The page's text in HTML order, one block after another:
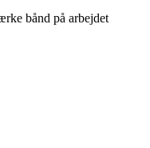
bånd på arbejdet